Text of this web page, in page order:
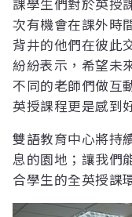
課學生們對於英授
次有機會在課外時
背井的他們在彼此
紛紛表示，希望未
不同的老師們做互
英授課程更是感到
雙語教育中心將持
息的園地；讓我們
合學生的全英授課